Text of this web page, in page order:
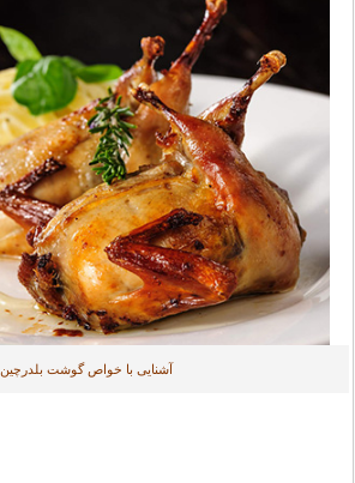
آشنایی با خواص گوشت بلدرچین